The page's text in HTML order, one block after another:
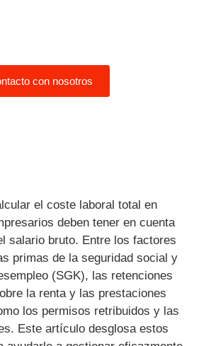
con nosotros
el coste laboral total en
deben tener en cuenta
salario bruto. Entre los factores
primas de la seguridad social y
(SGK), las retenciones
la renta y las prestaciones
los permisos retribuidos y las
Este artículo desglosa estos